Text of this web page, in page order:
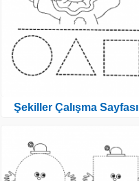
Şekiller Çalışma Sayfası